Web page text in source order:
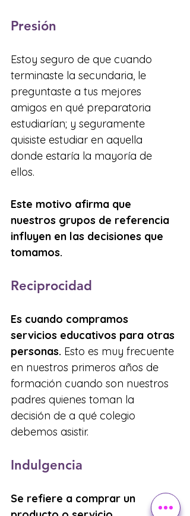
Presión
Estoy seguro de que cuando
terminaste la secundaria, le
preguntaste a tus mejores
amigos en qué preparatoria
estudiarían; y seguramente
quisiste estudiar en aquella
donde estaría la mayoría de
ellos.
Este motivo afirma que
nuestros grupos de referencia
influyen en las decisiones que
tomamos.
Reciprocidad
Es cuando compramos
servicios educativos para otras
personas. Esto es muy frecuente
en nuestros primeros años de
formación cuando son nuestros
padres quienes toman la
decisión de a qué colegio
debemos asistir.
Indulgencia
Se refiere a comprar un